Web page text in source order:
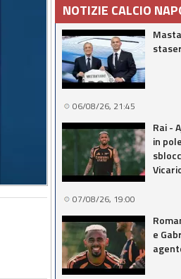
NOTIZIE CALCIO
06/08/26, 21:45
Rai -
in
07/08/26, 19:00
e